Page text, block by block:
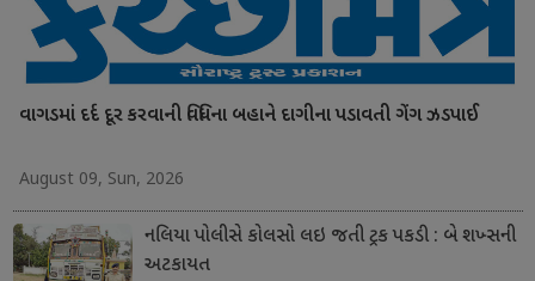
વાગડમાં દર્દ દૂર કરવાની વિધિના બહાને દાગીના પડાવતી ગેંગ ઝડપાઈ
August 09, Sun, 2026
નલિયા પોલીસે કોલસો લઇ જતી ટ્રક પકડી : બે શખ્સની
અટકાયત